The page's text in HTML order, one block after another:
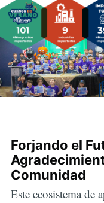
Forjando el
Comunidad
Este ecosistema de